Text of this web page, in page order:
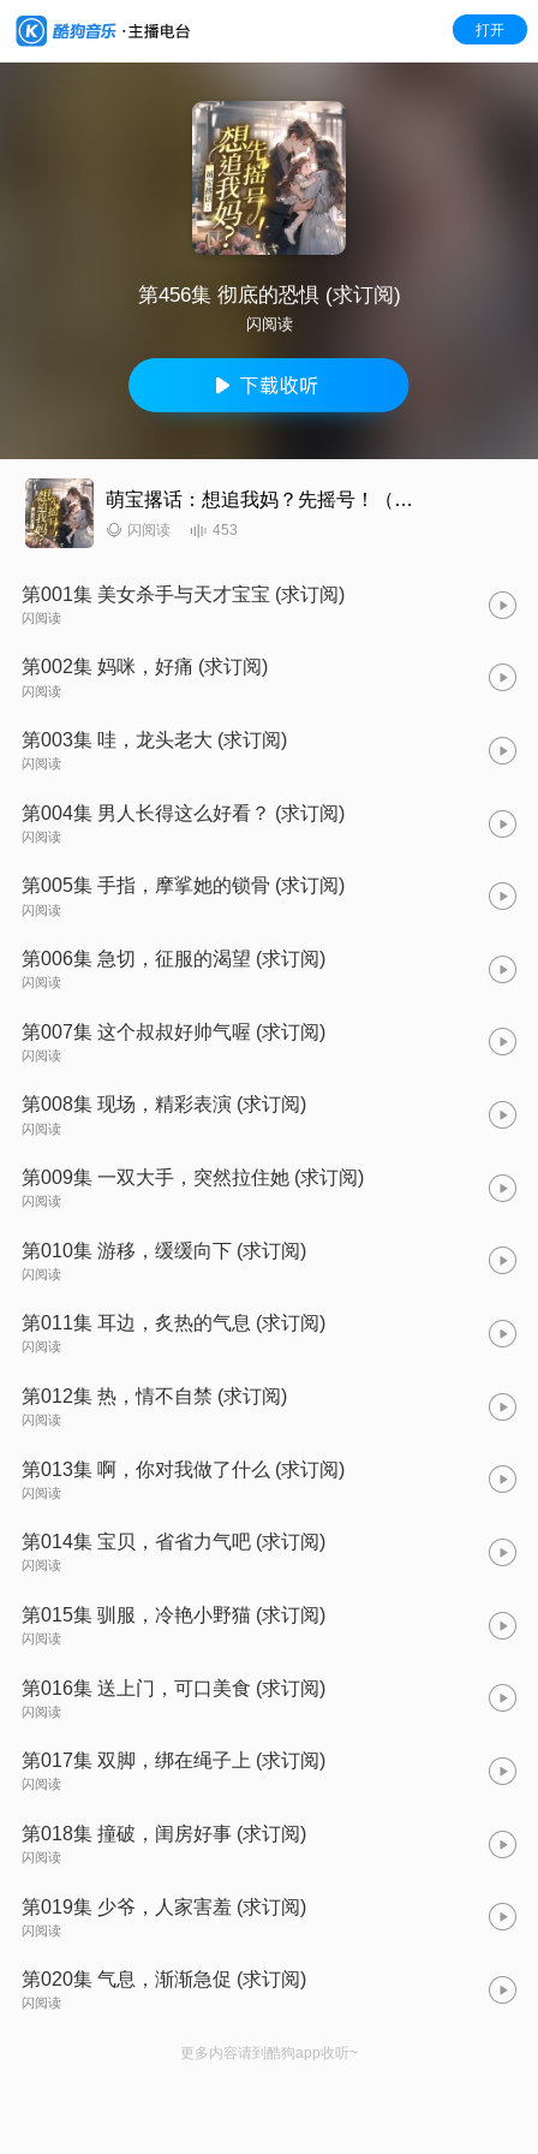
打开
第456集 彻底的恐惧 (求订阅)
闪阅读
萌宝撂话：想追我妈？先摇号！（总裁豪门甜宠爽文）
闪阅读 453
第001集 美女杀手与天才宝宝 (求订阅)
闪阅读
第002集 妈咪，好痛 (求订阅)
闪阅读
第003集 哇，龙头老大 (求订阅)
闪阅读
第004集 男人长得这么好看？ (求订阅)
闪阅读
第005集 手指，摩挲她的锁骨 (求订阅)
闪阅读
第006集 急切，征服的渴望 (求订阅)
闪阅读
第007集 这个叔叔好帅气喔 (求订阅)
闪阅读
第008集 现场，精彩表演 (求订阅)
闪阅读
第009集 一双大手，突然拉住她 (求订阅)
闪阅读
第010集 游移，缓缓向下 (求订阅)
闪阅读
第011集 耳边，炙热的气息 (求订阅)
闪阅读
第012集 热，情不自禁 (求订阅)
闪阅读
第013集 啊，你对我做了什么 (求订阅)
闪阅读
第014集 宝贝，省省力气吧 (求订阅)
闪阅读
第015集 驯服，冷艳小野猫 (求订阅)
闪阅读
第016集 送上门，可口美食 (求订阅)
闪阅读
第017集 双脚，绑在绳子上 (求订阅)
闪阅读
第018集 撞破，闺房好事 (求订阅)
闪阅读
第019集 少爷，人家害羞 (求订阅)
闪阅读
第020集 气息，渐渐急促 (求订阅)
闪阅读
更多内容请到酷狗app收听~